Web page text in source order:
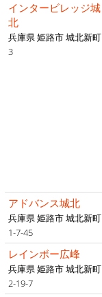
インタービレッジ城
北
兵庫県 姫路市 城北新町
3
アドバンス城北
兵庫県 姫路市 城北新町
1-7-45
レインボー広峰
兵庫県 姫路市 城北新町
2-19-7